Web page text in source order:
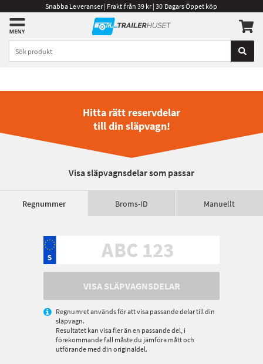
Snabba Leveranser | Frakt från 39 kr | 30 Dagars Öppet köp
Hitta rätt reservdelar
till din släpvagn!
Visa släpvagnsdelar som passar
Regnummer Broms-ID Manuellt
VISA SLÄPVAGNSDELAR
Regnumret används för att visa passande delar till din
släpvagn.
Resultatet kan visa fler än en passande del, i
förekommande fall måste du jämföra mått och
utförande med din originaldel.